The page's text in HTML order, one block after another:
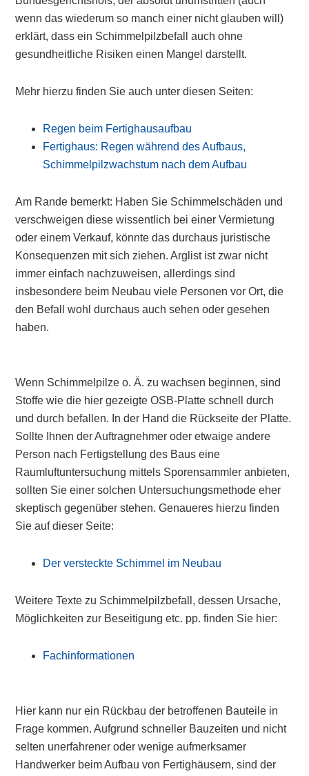
wenn das wiederum so manch einer nicht glauben will)
erklärt, dass ein Schimmelpilzbefall auch ohne
gesundheitliche Risiken einen Mangel darstellt.
Mehr hierzu finden Sie auch unter diesen Seiten:
Regen beim Fertighausaufbau
Fertighaus: Regen während des Aufbaus,
Schimmelpilzwachstum nach dem Aufbau
Am Rande bemerkt: Haben Sie Schimmelschäden und
verschweigen diese wissentlich bei einer Vermietung
oder einem Verkauf, könnte das durchaus juristische
Konsequenzen mit sich ziehen. Arglist ist zwar nicht
immer einfach nachzuweisen, allerdings sind
insbesondere beim Neubau viele Personen vor Ort, die
den Befall wohl durchaus auch sehen oder gesehen
haben.
Wenn Schimmelpilze o. Ä. zu wachsen beginnen, sind
Stoffe wie die hier gezeigte OSB-Platte schnell durch
und durch befallen. In der Hand die Rückseite der Platte.
Sollte Ihnen der Auftragnehmer oder etwaige andere
Person nach Fertigstellung des Baus eine
Raumluftuntersuchung mittels Sporensammler anbieten,
sollten Sie einer solchen Untersuchungsmethode eher
skeptisch gegenüber stehen. Genaueres hierzu finden
Sie auf dieser Seite:
Der versteckte Schimmel im Neubau
Weitere Texte zu Schimmelpilzbefall, dessen Ursache,
Möglichkeiten zur Beseitigung etc. pp. finden Sie hier:
Fachinformationen
Hier kann nur ein Rückbau der betroffenen Bauteile in
Frage kommen. Aufgrund schneller Bauzeiten und nicht
selten unerfahrener oder wenige aufmerksamer
Handwerker beim Aufbau von Fertighäusern, sind der